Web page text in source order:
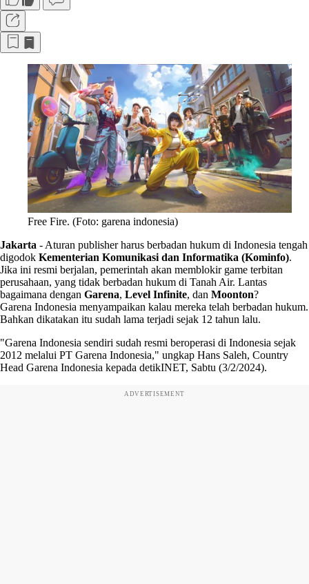
Free Fire. (Foto: garena indonesia)
Jakarta - Aturan publisher harus berbadan hukum di Indonesia tengah
digodok Kementerian Komunikasi dan Informatika (Kominfo).
Jika ini resmi berjalan, pemerintah akan memblokir game terbitan
perusahaan, yang tidak berbadan hukum di Tanah Air. Lantas
bagaimana dengan Garena, Level Infinite, dan Moonton?
Garena Indonesia menyampaikan kalau mereka telah berbadan hukum.
Bahkan dikatakan itu sudah lama terjadi sejak 12 tahun lalu.
"Garena Indonesia sendiri sudah resmi beroperasi di Indonesia sejak
2012 melalui PT Garena Indonesia," ungkap Hans Saleh, Country
Head Garena Indonesia kepada detikINET, Sabtu (3/2/2024).
ADVERTISEMENT